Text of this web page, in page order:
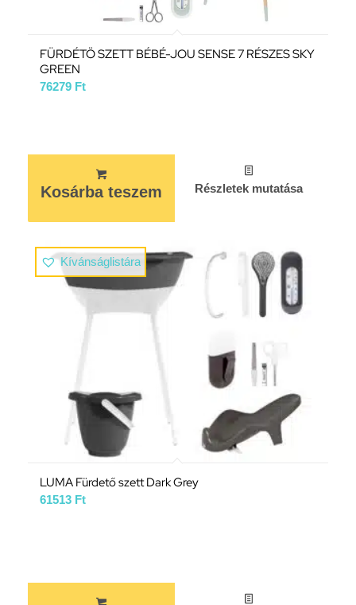
FÜRDÉTÖ SZETT BÉBÉ-JOU SENSE 7 RÉSZES SKY
GREEN
76279 Ft
Kosárba teszem Részletek mutatása
Kívánságlistára
LUMA Fürdető szett Dark Grey
61513 Ft